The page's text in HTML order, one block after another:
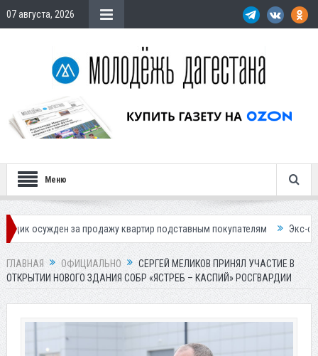
07 августа, 2026
Меню
за продажу квартир подставным покупателям Экс-сотрудница
ГЛАВНАЯ ОФИЦИАЛЬНО
СЕРГЕЙ МЕЛИКОВ ПРИНЯЛ УЧАСТИЕ В
ОТКРЫТИИ НОВОГО ЗДАНИЯ СОБР «ЯСТРЕБ – КАСПИЙ» РОСГВАРДИИ